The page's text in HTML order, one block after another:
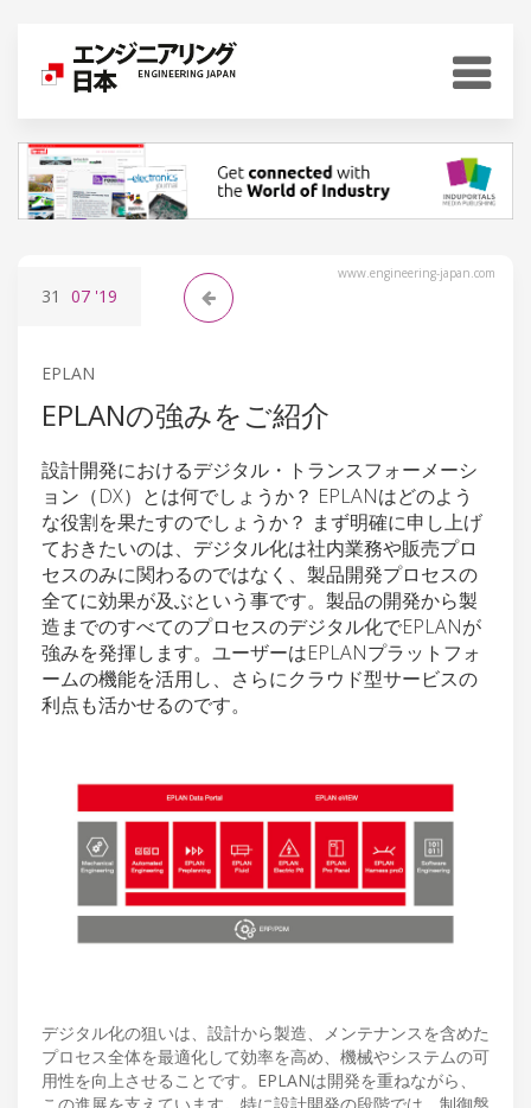
www.engineering-japan.com
31 07 '19
EPLAN
EPLANの強みをご紹介
設計開発におけるデジタル・トランスフォーメーシ
ョン（DX）とは何でしょうか？ EPLANはどのよう
な役割を果たすのでしょうか？ まず明確に申し上げ
ておきたいのは、デジタル化は社内業務や販売プロ
セスのみに関わるのではなく、製品開発プロセスの
全てに効果が及ぶという事です。製品の開発から製
造までのすべてのプロセスのデジタル化でEPLANが
強みを発揮します。ユーザーはEPLANプラットフォ
ームの機能を活用し、さらにクラウド型サービスの
利点も活かせるのです。
デジタル化の狙いは、設計から製造、メンテナンスを含めた
プロセス全体を最適化して効率を高め、機械やシステムの可
用性を向上させることです。EPLANは開発を重ねながら、